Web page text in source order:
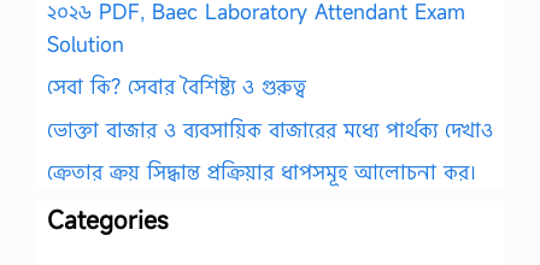
২০২৬ PDF, Baec Laboratory Attendant Exam
Solution
সেবা কি? সেবার বৈশিষ্ট্য ও গুরুত্ব
ভোক্তা বাজার ও ব্যবসায়িক বাজারের মধ্যে পার্থক্য দেখাও
ক্রেতার ক্রয় সিদ্ধান্ত প্রক্রিয়ার ধাপসমূহ আলোচনা কর।
Categories